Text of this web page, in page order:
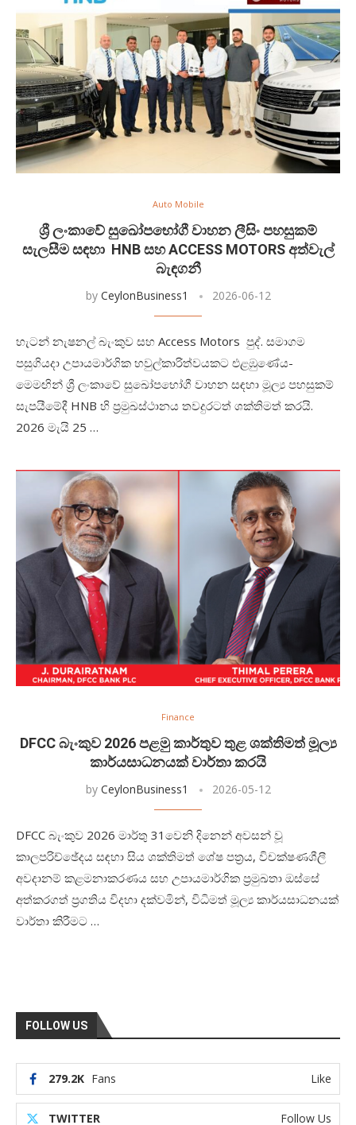
Auto Mobile
ශ්‍රී ලංකාවේ සුඛෝපභෝගී වාහන ලීසිං පහසුකම්
සැලසීම සඳහා HNB සහ ACCESS MOTORS අත්වැල්
බැඳගනී
by CeylonBusiness1 2026-06-12
හැටන් නැෂනල් බැංකුව සහ Access Motors පුද්. සමාගම
පසුගියදා උපායමාර්ගික හවුල්කාරිත්වයකට එළඹුණේය-
මෙමඟින් ශ්‍රී ලංකාවේ සුඛෝපභෝගී වාහන සඳහා මූල්‍ය පහසුකම්
සැපයීමේදී HNB හි ප්‍රමුඛස්ථානය තවදුරටත් ශක්තිමත් කරයි.
2026 මැයි 25 …
Finance
DFCC බැංකුව 2026 පළමු කාර්තුව තුළ ශක්තිමත් මූල්‍ය
කාර්යසාධනයක් වාර්තා කරයි
by CeylonBusiness1 2026-05-12
DFCC බැංකුව 2026 මාර්තු 31වෙනි දිනෙන් අවසන් වූ
කාලපරිච්ඡේදය සඳහා සිය ශක්තිමත් ශේෂ පත්‍රය, විචක්ෂණශීලී
අවදානම් කළමනාකරණය සහ උපායමාර්ගික ප්‍රමුඛතා ඔස්සේ
අත්කරගත් ප්‍රගතිය විදහා දක්වමින්, විධිමත් මූල්‍ය කාර්යසාධනයක්
වාර්තා කිරීමට …
FOLLOW US
279.2K Fans Like
TWITTER Follow Us